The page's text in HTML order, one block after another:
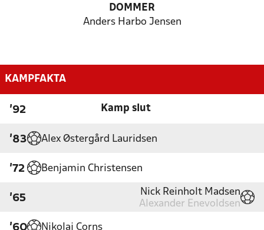
DOMMER
Anders Harbo Jensen
KAMPFAKTA
'92 Kamp slut
'83 Alex Østergård Lauridsen
'72 Benjamin Christensen
'65
Nick Reinholt Madsen
Alexander Enevoldsen
'60 Nikolaj Corns